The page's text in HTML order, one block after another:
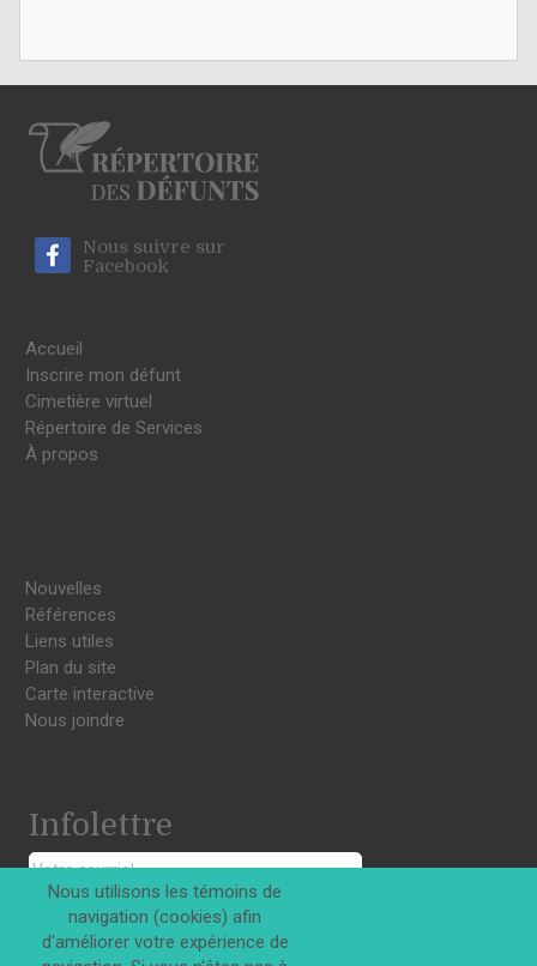
Nous suivre sur
Facebook
Accueil
Inscrire mon défunt
Cimetière virtuel
Répertoire de Services
À propos
Nouvelles
Références
Liens utiles
Plan du site
Carte interactive
Nous joindre
Infolettre
S'INSCRIRE
Nous utilisons les témoins de
navigation (cookies) afin
d'améliorer votre expérience de